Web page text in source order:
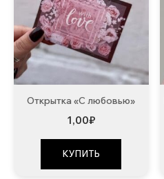
Открытка «С любовью»
1,00₽
КУПИТЬ